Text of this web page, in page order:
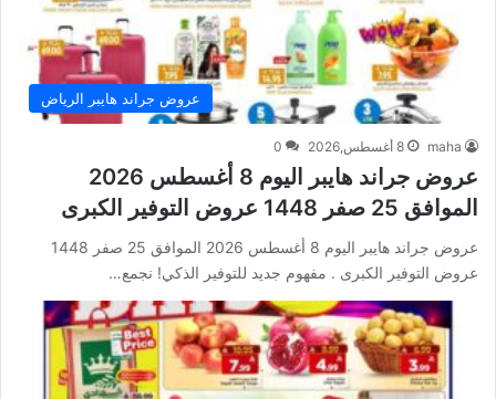
عروض جراند هايبر الرياض
maha 8 أغسطس,2026 0
عروض جراند هايبر اليوم 8 أغسطس 2026
الموافق 25 صفر 1448 عروض التوفير الكبرى
عروض جراند هايبر اليوم 8 أغسطس 2026 الموافق 25 صفر 1448
عروض التوفير الكبرى . مفهوم جديد للتوفير الذكي! نجمع…